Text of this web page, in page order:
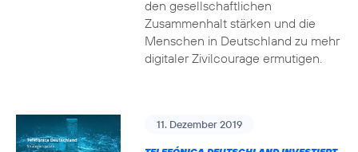
den gesellschaftlichen
Zusammenhalt stärken und die
Menschen in Deutschland zu mehr
digitaler Zivilcourage ermutigen.
11. Dezember 2019